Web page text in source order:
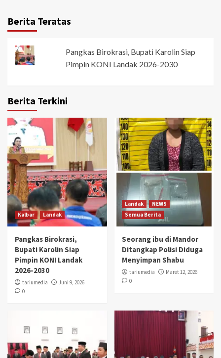
Berita Teratas
Pangkas Birokrasi, Bupati Karolin Siap
Pimpin KONI Landak 2026-2030
Berita Terkini
Kalbar Landak
Pangkas Birokrasi,
Bupati Karolin Siap
Pimpin KONI Landak
2026-2030
tariumedia
Juni 9, 2026
0
Landak
NEWS
Semua Berita
Seorang ibu di Mandor
Ditangkap Polisi Diduga
Menyimpan Shabu
tariumedia
Maret 12, 2026
0